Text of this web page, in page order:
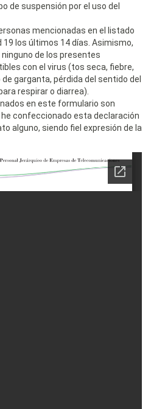
de suspensión por el uso del
mencionadas en el listado
los últimos 14 días. Asimismo,
de los presentes
con el virus (tos seca, fiebre,
garganta, pérdida del sentido del
respirar o diarrea).
en este formulario son
confeccionado esta declaración
alguno, siendo fiel expresión de la